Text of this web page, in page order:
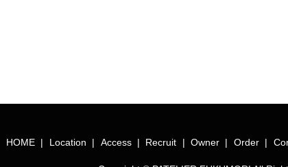
HOME Location Access Recruit Owner Order